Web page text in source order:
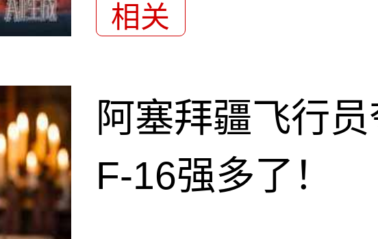
相关
阿塞拜疆飞行
F-16强多了！